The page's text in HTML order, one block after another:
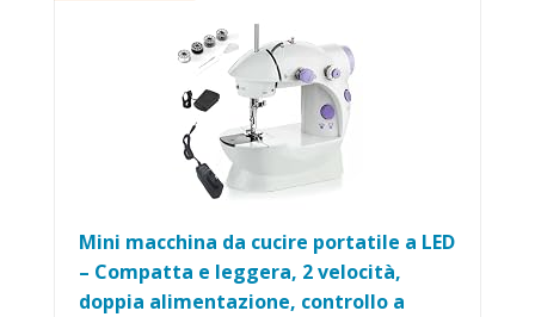
Mini macchina da cucire portatile a LED
– Compatta e leggera, 2 velocità,
doppia alimentazione, controllo a